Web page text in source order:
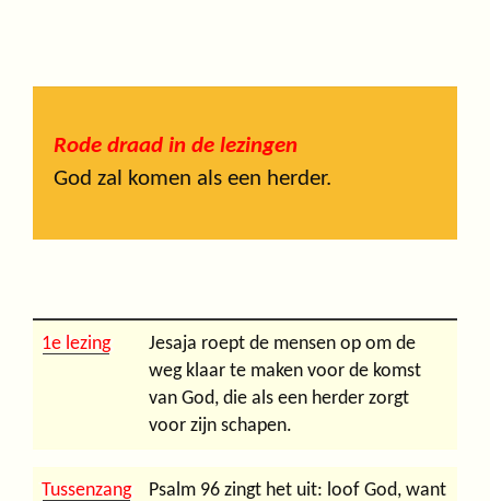
Rode draad in de lezingen
God zal komen als een herder.
1e lezing
Jesaja roept de mensen op om de
weg klaar te maken voor de komst
van God, die als een herder zorgt
voor zijn schapen.
Tussenzang
Psalm 96 zingt het uit: loof God, want